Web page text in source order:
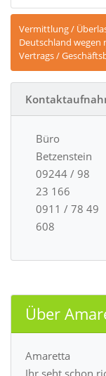
Vermittlung /
Deutschland wegen
Vertrags /
Büro
Betzenstein
09244 / 98
23 166
0911 / 78 49
608
Über
Amaretta